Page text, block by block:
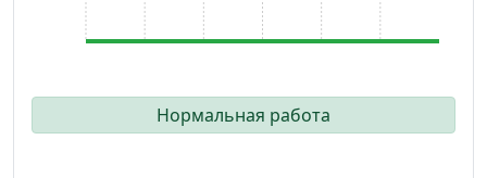
Нормальная работа